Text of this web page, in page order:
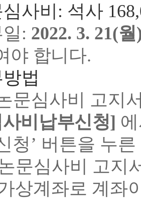
사비 : 석사
: 2022. 3. 21(월
야 합니다.
법
문심사비 고지
비납부신청]
청 ’ 버튼을 누른
문심사비 고지
상계좌로 계좌